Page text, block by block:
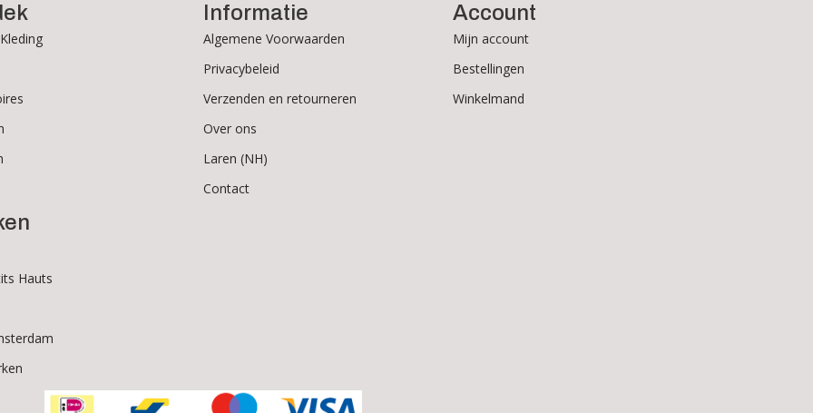
Hauts
Informatie
Algemene Voorwaarden
Privacybeleid
Verzenden en retourneren
Over ons
Laren (NH)
Contact
Account
Mijn account
Bestellingen
Winkelmand